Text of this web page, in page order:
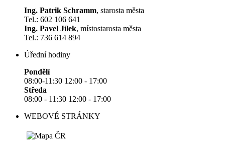
Ing. Patrik Schramm, starosta města
Tel.: 602 106 641
Ing. Pavel Jílek, místostarosta města
Tel.: 736 614 894
Úřední hodiny
Pondělí
08:00-11:30 12:00 - 17:00
Středa
08:00 - 11:30 12:00 - 17:00
WEBOVÉ STRÁNKY